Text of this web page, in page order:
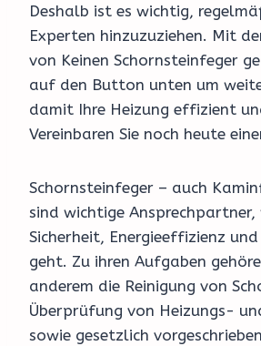
Deshalb ist es wichtig,
Experten hinzuzuziehen. Mit
von Keinen Schornsteinfeger
auf den Button unten um
damit Ihre Heizung effizient
Vereinbaren Sie noch heute
Schornsteinfeger – auch
sind wichtige Ansprechpartner,
Sicherheit, Energieeffizienz
geht. Zu ihren Aufgaben
anderem die Reinigung von
Überprüfung von Heizungs-
sowie gesetzlich